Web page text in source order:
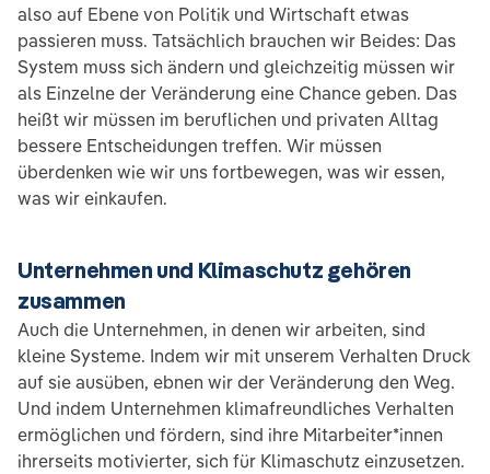
also auf Ebene von Politik und Wirtschaft etwas
passieren muss. Tatsächlich brauchen wir Beides: Das
System muss sich ändern und gleichzeitig müssen wir
als Einzelne der Veränderung eine Chance geben. Das
heißt wir müssen im beruflichen und privaten Alltag
bessere Entscheidungen treffen. Wir müssen
überdenken wie wir uns fortbewegen, was wir essen,
was wir einkaufen.
Unternehmen und Klimaschutz gehören
zusammen
Auch die Unternehmen, in denen wir arbeiten, sind
kleine Systeme. Indem wir mit unserem Verhalten Druck
auf sie ausüben, ebnen wir der Veränderung den Weg.
Und indem Unternehmen klimafreundliches Verhalten
ermöglichen und fördern, sind ihre Mitarbeiter*innen
ihrerseits motivierter, sich für Klimaschutz einzusetzen.